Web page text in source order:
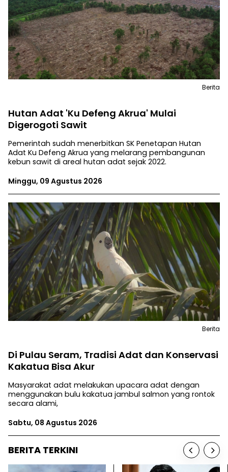
Hutan Adat 'Ku Defeng Akrua' Mulai
Digerogoti Sawit
Pemerintah sudah menerbitkan SK Penetapan Hutan
Adat Ku Defeng Akrua yang melarang pembangunan
kebun sawit di areal hutan adat sejak 2022.
Minggu, 09 Agustus 2026
Berita
Di Pulau Seram, Tradisi Adat dan Konservasi
Kakatua Bisa Akur
Masyarakat adat melakukan upacara adat dengan
menggunakan bulu kakatua jambul salmon yang rontok
secara alami,
Sabtu, 08 Agustus 2026
Berita
BERITA TERKINI